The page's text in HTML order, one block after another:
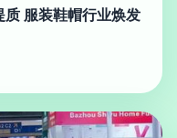
服装鞋帽行业焕发